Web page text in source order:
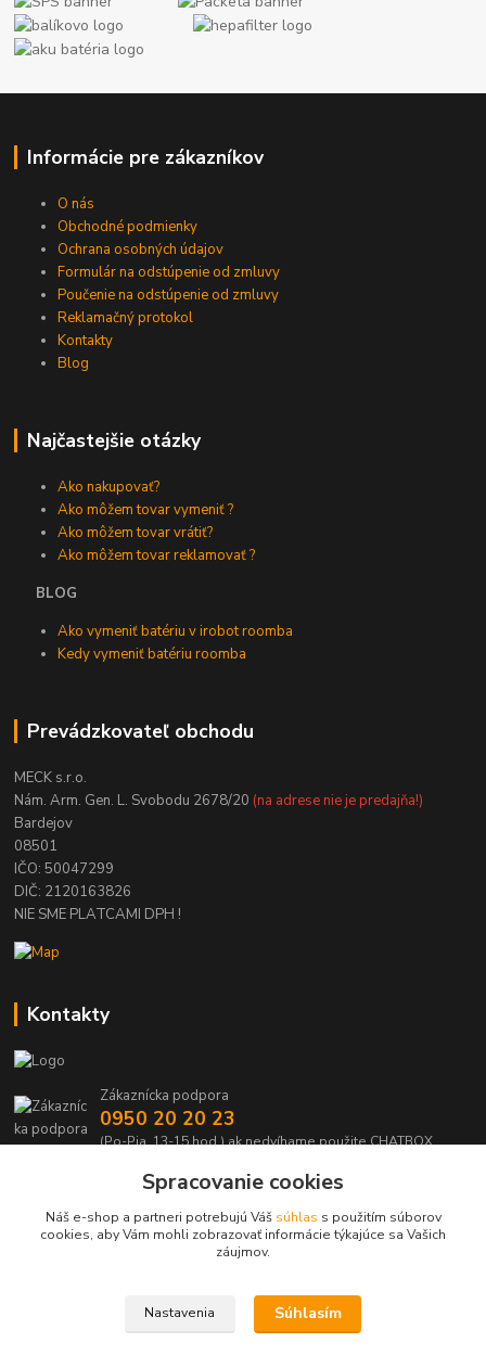
Informácie pre zákazníkov
O nás
Obchodné podmienky
Ochrana osobných údajov
Formulár na odstúpenie od zmluvy
Poučenie na odstúpenie od zmluvy
Reklamačný protokol
Kontakty
Blog
Najčastejšie otázky
Ako nakupovať?
Ako môžem tovar vymeniť ?
Ako môžem tovar vrátiť?
Ako môžem tovar reklamovať ?
BLOG
Ako vymeniť batériu v irobot roomba
Kedy vymeniť batériu roomba
Prevádzkovateľ obchodu
MECK s.r.o.
Nám. Arm. Gen. L. Svobodu 2678/20 (na adrese nie je predajňa!)
Bardejov
08501
IČO: 50047299
DIČ: 2120163826
NIE SME PLATCAMI DPH !
Kontakty
Zákaznícka podpora
0950 20 20 23
(Po-Pia, 13-15 hod.) ak nedvíhame použite CHATBOX
info@kabelmanie.sk
Upravit sběr cookies.
Spracovanie cookies
Náš e-shop a partneri potrebujú Váš súhlas s použitím súborov
cookies, aby Vám mohli zobrazovať informácie týkajúce sa Vašich
záujmov.
Nastavenia Súhlasím